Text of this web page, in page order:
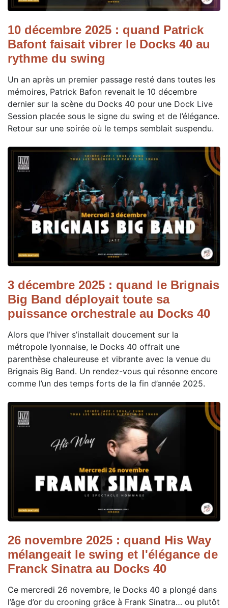
10 décembre 2025 : quand Patrick
Bafont faisait vibrer le Docks 40 au
rythme du swing
Un an après un premier passage resté dans toutes les
mémoires, Patrick Bafon revenait le 10 décembre
dernier sur la scène du Docks 40 pour une Dock Live
Session placée sous le signe du swing et de l’élégance.
Retour sur une soirée où le temps semblait suspendu.
3 décembre 2025 : quand le Brignais
Big Band déployait toute sa
puissance orchestrale au Docks 40
Alors que l’hiver s’installait doucement sur la
métropole lyonnaise, le Docks 40 offrait une
parenthèse chaleureuse et vibrante avec la venue du
Brignais Big Band. Un rendez-vous qui résonne encore
comme l’un des temps forts de la fin d’année 2025.
26 novembre 2025 : quand His Way
mélangeait le swing et l'élégance de
Franck Sinatra au Docks 40
Ce mercredi 26 novembre, le Docks 40 a plongé dans
l’âge d’or du crooning grâce à Frank Sinatra… ou plutôt